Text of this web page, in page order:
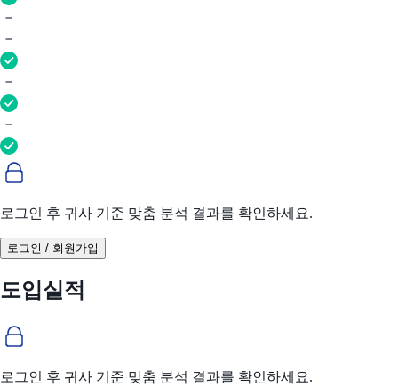
로그인 후 귀사 기준 맞춤 분석 결과를 확인하세요.
로그인 / 회원가입
도입실적
로그인 후 귀사 기준 맞춤 분석 결과를 확인하세요.